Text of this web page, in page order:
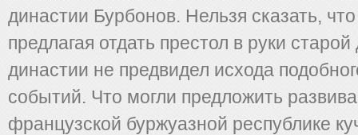
династии Бурбонов. Нельзя сказать,
предлагая отдать престол в руки
династии не предвидел исхода
событий. Что могли предложить
французской буржуазной республике